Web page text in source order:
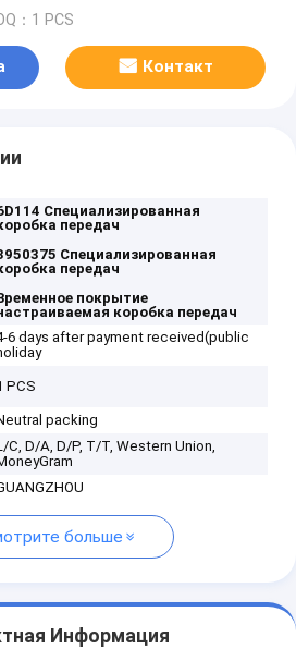
：1 PCS
Контакт
Специализированная
передач
Специализированная
передач
покрытие
коробка передач
6 days after payment received(public
PCS
packing
C, D/A, D/P, T/T, Western Union,
больше
Информация